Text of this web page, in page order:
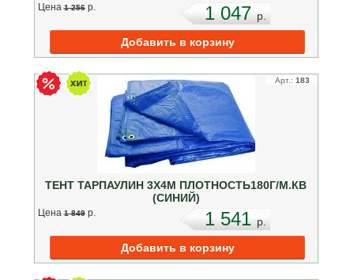
Цена 1 256 p. 1 047p.
Арт.: 183
ТЕНТ ТАРПАУЛИН 3Х4М ПЛОТНОСТЬ180Г/М.КВ
(СИНИЙ)
Цена 1 849 p. 1 541p.